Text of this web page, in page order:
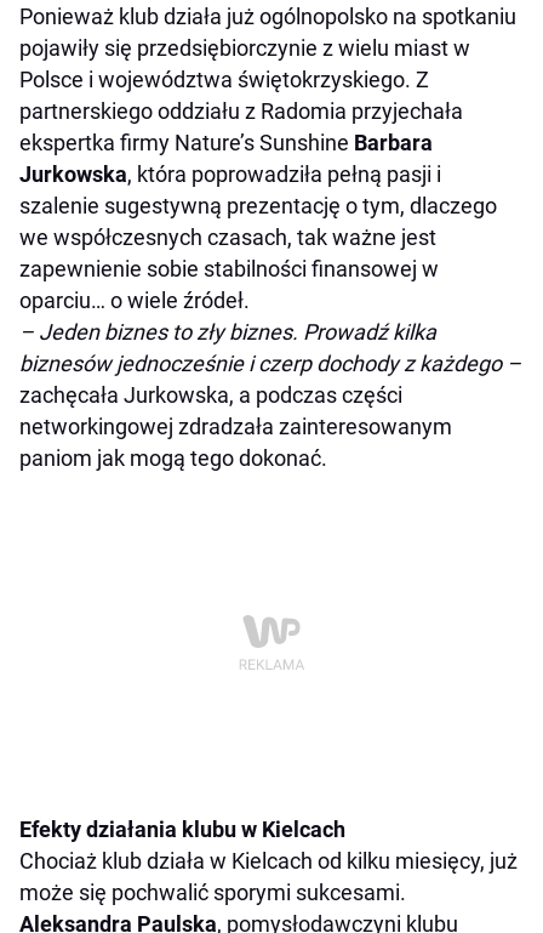
Ponieważ klub działa już ogólnopolsko na spotkaniu
pojawiły się przedsiębiorczynie z wielu miast w
Polsce i województwa świętokrzyskiego. Z
partnerskiego oddziału z Radomia przyjechała
ekspertka firmy Nature’s Sunshine Barbara
Jurkowska, która poprowadziła pełną pasji i
szalenie sugestywną prezentację o tym, dlaczego
we współczesnych czasach, tak ważne jest
zapewnienie sobie stabilności finansowej w
oparciu… o wiele źródeł.
– Jeden biznes to zły biznes. Prowadź kilka
biznesów jednocześnie i czerp dochody z każdego –
zachęcała Jurkowska, a podczas części
networkingowej zdradzała zainteresowanym
paniom jak mogą tego dokonać.
Efekty działania klubu w Kielcach
Chociaż klub działa w Kielcach od kilku miesięcy, już
może się pochwalić sporymi sukcesami.
Aleksandra Paulska, pomysłodawczyni klubu